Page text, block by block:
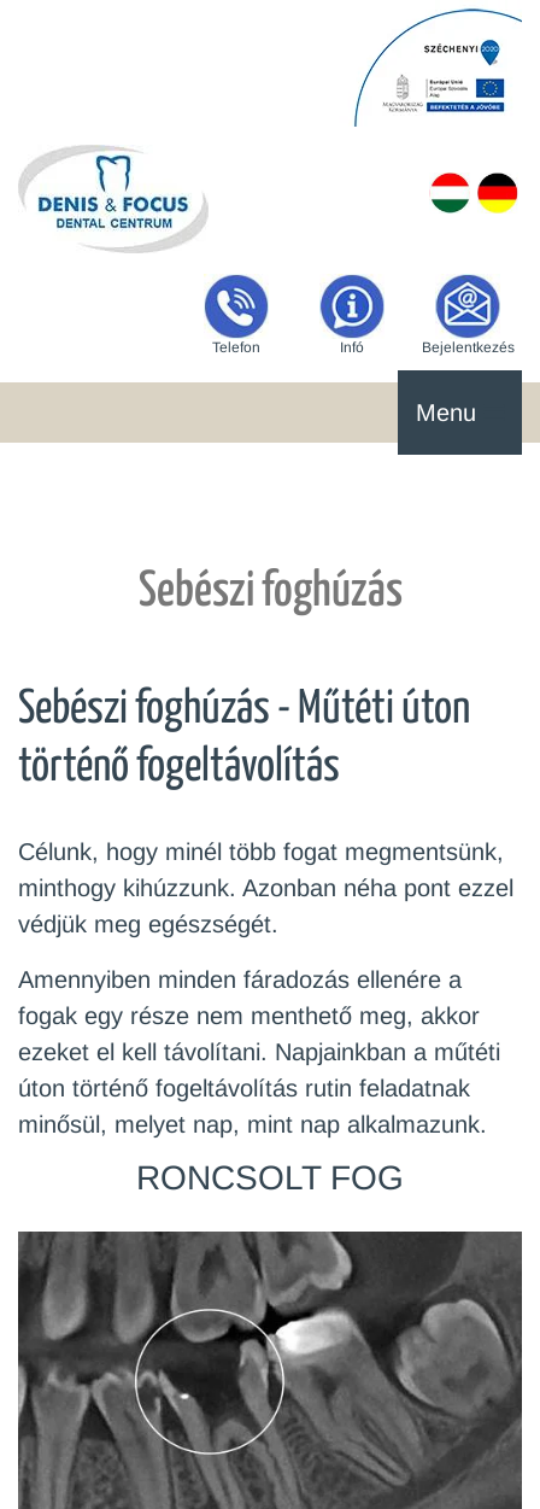
Telefon Infó Bejelentkezés
Sebészi foghúzás
Sebészi foghúzás - Műtéti úton
történő fogeltávolítás
Célunk, hogy minél több fogat megmentsünk,
minthogy kihúzzunk. Azonban néha pont ezzel
védjük meg egészségét.
Amennyiben minden fáradozás ellenére a
fogak egy része nem menthető meg, akkor
ezeket el kell távolítani. Napjainkban a műtéti
úton történő fogeltávolítás rutin feladatnak
minősül, melyet nap, mint nap alkalmazunk.
RONCSOLT FOG